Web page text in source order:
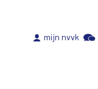
mijn nvvk